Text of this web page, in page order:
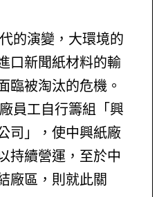
的演變，大環境的
口新聞紙材料的輸
臨被淘汰的危機。
員工自行籌組「興
司」，使中興紙廠
持續營運，至於中
廠區，則就此關